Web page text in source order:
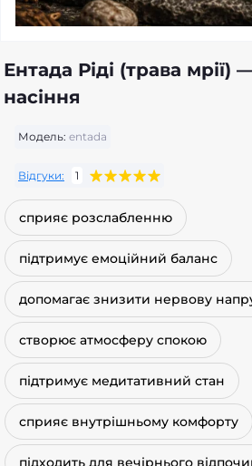
Ентада Ріді (трава мрії)
насіння
Модель: entada
Відгуки: 1
сприяє розслабленню
підтримує емоційний баланс
допомагає знизити нервову
створює атмосферу спокою
підтримує медитативний стан
сприяє внутрішньому комфорту
підходить для вечірнього